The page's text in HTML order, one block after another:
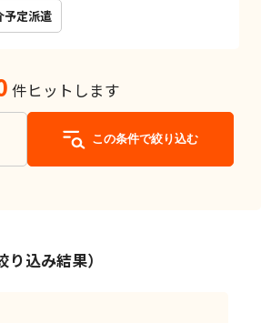
予定派遣
件ヒットします
この条件で絞り込む
込み結果）